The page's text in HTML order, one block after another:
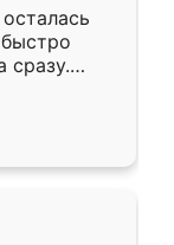
сразу.
к
Собрали
даже